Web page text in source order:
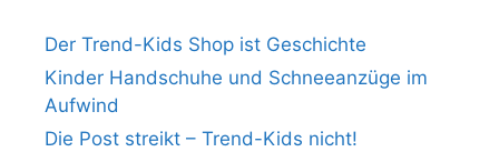
Der Trend-Kids Shop ist Geschichte
Kinder Handschuhe und Schneeanzüge im
Aufwind
Die Post streikt – Trend-Kids nicht!